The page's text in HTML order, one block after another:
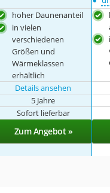
hoher Daunenanteil
in vielen
verschiedenen
Größen und
Wärmeklassen
erhältlich
Details ansehen
5 Jahre
Sofort lieferbar
Zum Angebot »